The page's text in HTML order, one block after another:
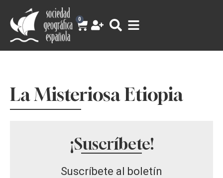
0
La Misteriosa Etiopia
¡Suscríbete!
Suscríbete al boletín